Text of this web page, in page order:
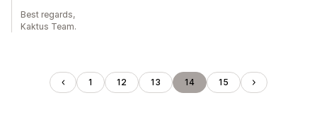
Best regards,
Kaktus Team.
1 12 13 14 15